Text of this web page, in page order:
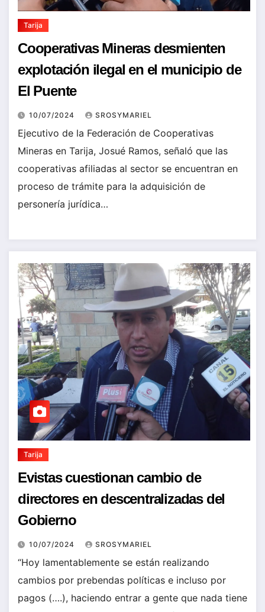
Tarija
Cooperativas Mineras desmienten
explotación ilegal en el municipio de
El Puente
10/07/2024 SROSYMARIEL
Ejecutivo de la Federación de Cooperativas
Mineras en Tarija, Josué Ramos, señaló que las
cooperativas afiliadas al sector se encuentran en
proceso de trámite para la adquisición de
personería jurídica…
Tarija
Evistas cuestionan cambio de
directores en descentralizadas del
Gobierno
10/07/2024 SROSYMARIEL
“Hoy lamentablemente se están realizando
cambios por prebendas políticas e incluso por
pagos (….), haciendo entrar a gente que nada tiene